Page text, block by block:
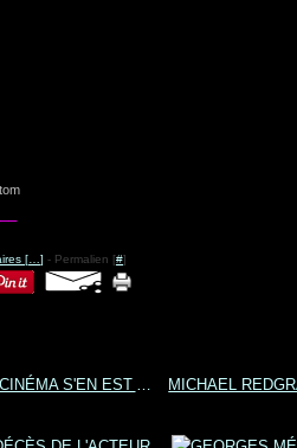
[ ] - Permalien [#]
UN GRAND PASSIONNÉ DE CINÉMA S'EN EST ALLÉ BERTRAND TAVERNIER